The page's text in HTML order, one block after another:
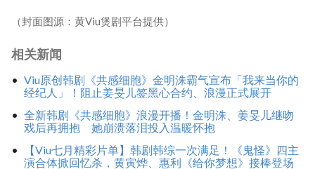
（封面图源：黄Viu煲剧平台提供）
相关新闻
Viu原创韩剧《共感细胞》金明洙霸气宣布「我来当你的
经纪人」！阻止姜旻儿签黑心合约、浪漫正式展开
全新韩剧《共感细胞》浪漫开播！金明洙、姜旻儿继吻
戏后再拥抱 她崩溃落泪投入温暖怀抱
【Viu七月精彩片单】韩剧韩综一次满足！《鬼怪》四主
演合体掀回忆杀，黄寅烨、惠利《给你梦想》接棒登场